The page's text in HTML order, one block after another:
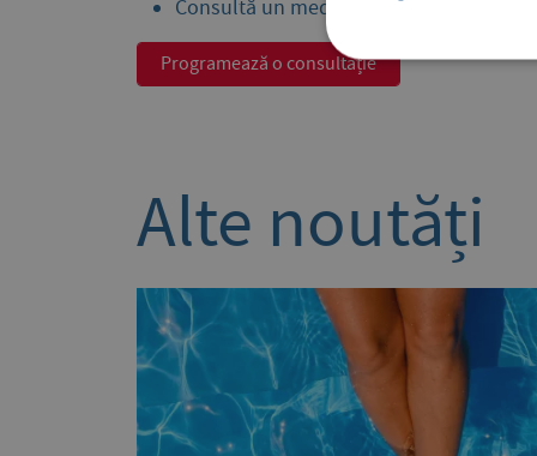
Consultă un medic înainte de a începe
Programează o consultație
Alte noutăți